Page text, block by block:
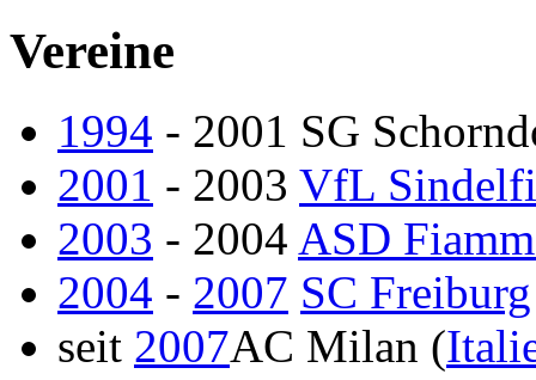
Vereine
1994 - 2001 SG
2001 - 2003 VfL
2003 - 2004 ASD
2004 - 2007 SC Freiburg
seit 2007AC Milan (